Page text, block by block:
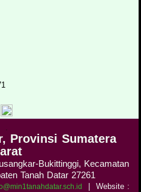
.
Provinsi Sumatera
Bukittinggi, Kecamatan
Tanah Datar 27261
Website :